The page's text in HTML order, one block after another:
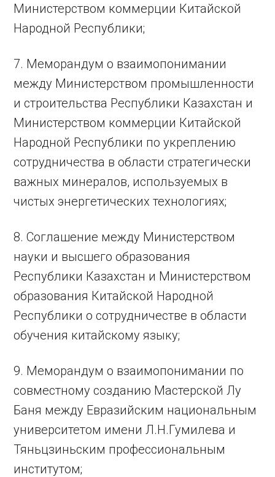
Министерством коммерции Китайской
Народной Республики;
7. Меморандум о взаимопонимании
между Министерством промышленности
и строительства Республики Казахстан и
Министерством коммерции Китайской
Народной Республики по укреплению
сотрудничества в области стратегически
важных минералов, используемых в
чистых энергетических технологиях;
8. Соглашение между Министерством
науки и высшего образования
Республики Казахстан и Министерством
образования Китайской Народной
Республики о сотрудничестве в области
обучения китайскому языку;
9. Меморандум о взаимопонимании по
совместному созданию Мастерской Лу
Баня между Евразийским национальным
университетом имени Л.Н.Гумилева и
Тяньцзиньским профессиональным
институтом;